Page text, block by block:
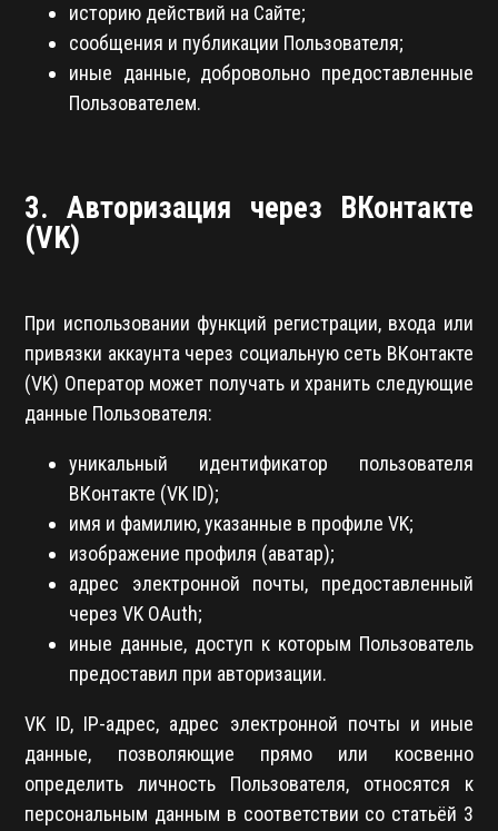
историю действий на Сайте;
сообщения и публикации Пользователя;
иные данные, добровольно предоставленные
Пользователем.
3. Авторизация через ВКонтакте
(VK)
При использовании функций регистрации, входа или
привязки аккаунта через социальную сеть ВКонтакте
(VK) Оператор может получать и хранить следующие
данные Пользователя:
уникальный идентификатор пользователя
ВКонтакте (VK ID);
имя и фамилию, указанные в профиле VK;
изображение профиля (аватар);
адрес электронной почты, предоставленный
через VK OAuth;
иные данные, доступ к которым Пользователь
предоставил при авторизации.
VK ID, IP-адрес, адрес электронной почты и иные
данные, позволяющие прямо или косвенно
определить личность Пользователя, относятся к
персональным данным в соответствии со статьёй 3